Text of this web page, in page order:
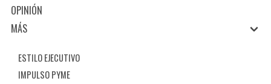
OPINIÓN
MÁS
ESTILO EJECUTIVO
IMPULSO PYME